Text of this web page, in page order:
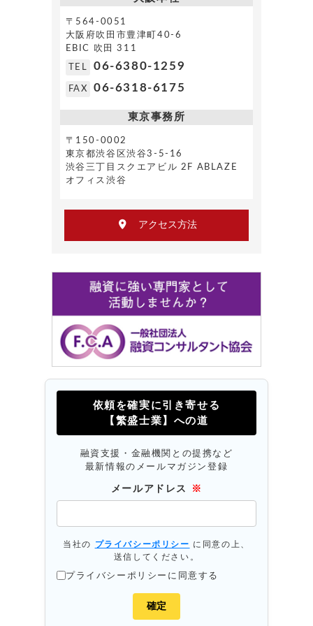
〒564-0051
大阪府吹田市豊津町40-6
EBIC 吹田 311
TEL 06-6380-1259
FAX 06-6318-6175
東京事務所
〒150-0002
東京都渋谷区渋谷3-5-16
渋谷三丁目スクエアビル 2F ABLAZE
オフィス渋谷
アクセス方法
依頼を確実に引き寄せる
【繁盛士業】への道
融資支援・金融機関との提携など
最新情報のメールマガジン登録
メールアドレス ※
当社の プライバシーポリシー に同意の上、
送信してください。
プライバシーポリシーに同意する